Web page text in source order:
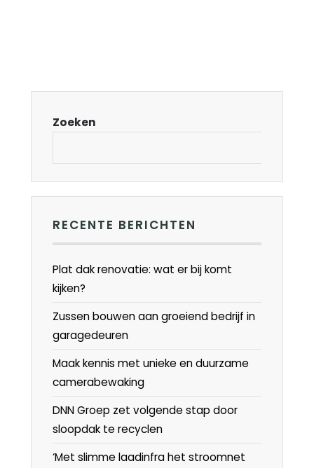
Zoeken
RECENTE BERICHTEN
Plat dak renovatie: wat er bij komt
kijken?
Zussen bouwen aan groeiend bedrijf in
garagedeuren
Maak kennis met unieke en duurzame
camerabewaking
DNN Groep zet volgende stap door
sloopdak te recyclen
‘Met slimme laadinfra het stroomnet